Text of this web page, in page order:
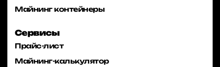
Майнинг контейнеры
Сервисы
Прайс-лист
Майнинг-калькулятор